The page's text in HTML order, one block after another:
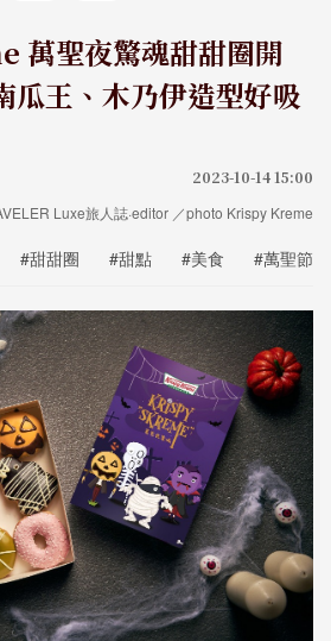
聖夜驚魂甜甜圈開
瓜王、木乃伊造型好吸
2023-10-14 15:00
Luxe旅人誌·editor ／photo Krispy Kreme
#甜甜圈 #甜點 #美食 #萬聖節